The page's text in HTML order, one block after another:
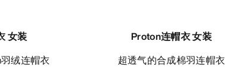
女装
羽绒连帽衣
Proton连帽衣 女装
超透气的合成棉羽连帽衣